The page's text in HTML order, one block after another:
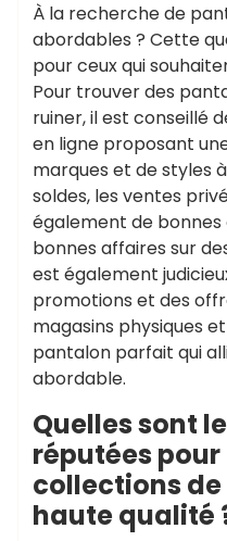
À la recherche de
abordables ? Cette
pour ceux qui
Pour trouver des
ruiner, il est conseillé
en ligne proposant
marques et de styles
soldes, les ventes
également de
bonnes affaires sur
est également
promotions et des
magasins physiques
pantalon parfait qui
abordable.
Quelles sont
réputées
collections
haute qualité